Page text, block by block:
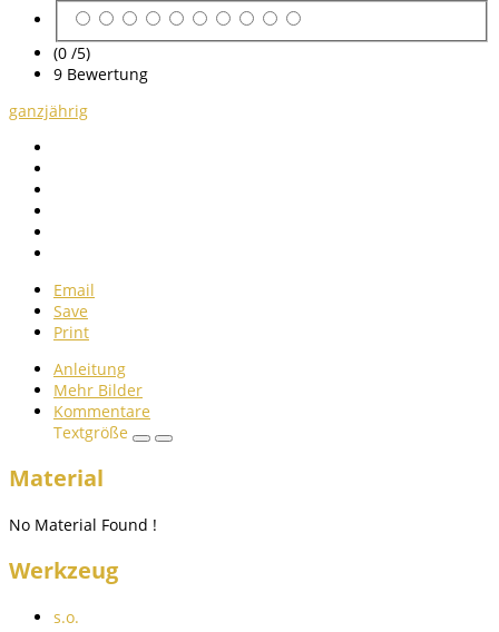
(0 /5)
9 Bewertung
ganzjährig
Email
Save
Print
Anleitung
Mehr Bilder
Kommentare
Textgröße
Material
No Material Found !
Werkzeug
s.o.